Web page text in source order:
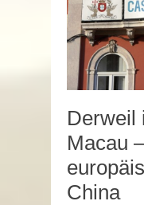
Derweil
Macau
China